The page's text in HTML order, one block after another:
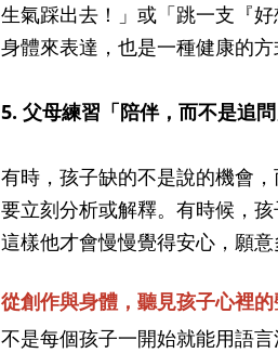
生氣踩出去！」或「跳一支『
身體來表達，也是一種健康的方
5. 父母練習「陪伴，而不是追問
有時，孩子缺的不是說的機會
要立刻分析或解釋。有時候，
這樣他才會慢慢覺得安心，願意
從創作與身體，聽見孩子心裡
不是每個孩子一開始就能用語